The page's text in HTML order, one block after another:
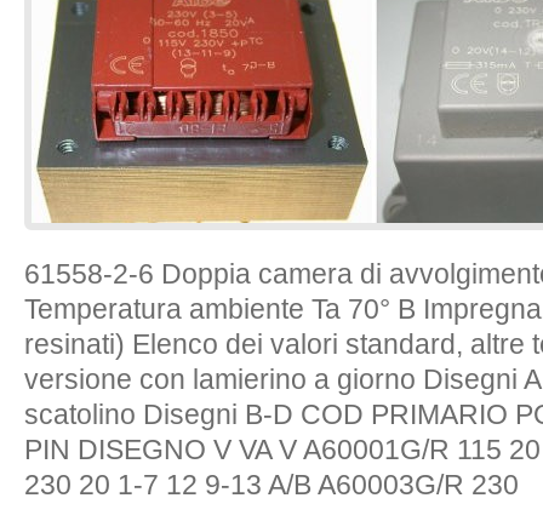
61558-2-6 Doppia camera di
Temperatura ambiente Ta 70° B
resinati) Elenco dei valori standard, altre
versione con lamierino a giorno Disegni
scatolino Disegni B-D COD PRIMARIO
PIN DISEGNO V VA V A60001G/R 115
230 20 1-7 12 9-13 A/B A60003G/R 230